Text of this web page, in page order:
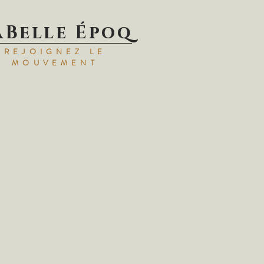
Époq
REJOIGNEZ LE
MOUVEMENT